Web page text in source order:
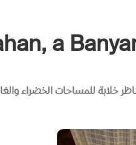
خلابة للمساحات الخضراء